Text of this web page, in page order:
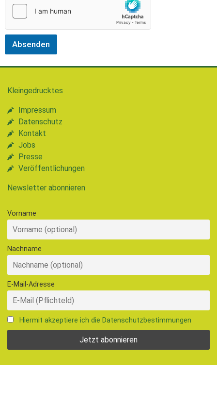
h
v
r
t
ä
g
c
h
k
n
Absenden
Kleingedrucktes
Impressum
Datenschutz
Kontakt
Jobs
Presse
Veröffentlichungen
Newsletter abonnieren
Vorname
Nachname
E-Mail-Adresse
Hiermit akzeptiere ich die Datenschutzbestimmungen